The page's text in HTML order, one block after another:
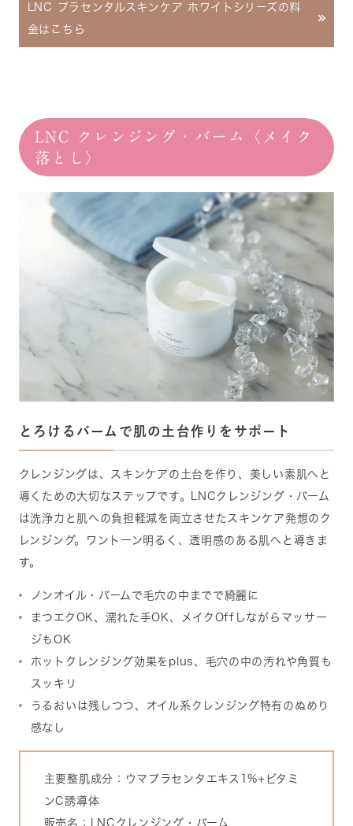
LNC プラセンタルスキンケア ホワイトシリーズの料
金はこちら
LNC クレンジング・バーム〈メイク
落とし〉
とろけるバームで肌の土台作りをサポート
クレンジングは、スキンケアの土台を作り、美しい素肌へと
導くための大切なステップです。LNCクレンジング・バーム
は洗浄力と肌への負担軽減を両立させたスキンケア発想のク
レンジング。ワントーン明るく、透明感のある肌へと導きま
す。
ノンオイル・バームで毛穴の中までで綺麗に
まつエクOK、濡れた手OK、メイクOffしながらマッサー
ジもOK
ホットクレンジング効果をplus、毛穴の中の汚れや角質も
スッキリ
うるおいは残しつつ、オイル系クレンジング特有のぬめり
感なし
主要整肌成分：ウマプラセンタエキス1%+ビタミ
ンC誘導体
販売名：LNCクレンジング・バーム